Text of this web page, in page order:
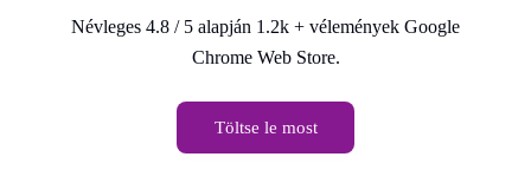
Névleges 4.8 / 5 alapján 1.2k + vélemények Google
Chrome Web Store.
Töltse le most